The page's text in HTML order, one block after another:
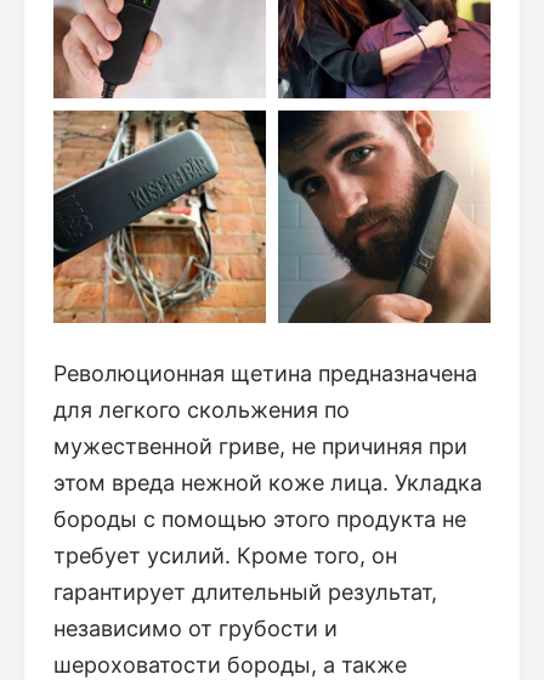
Революционная щетина предназначена
для легкого скольжения по
мужественной гриве, не причиняя при
этом вреда нежной коже лица. Укладка
бороды с помощью этого продукта не
требует усилий. Кроме того, он
гарантирует длительный результат,
независимо от грубости и
шероховатости бороды, а также